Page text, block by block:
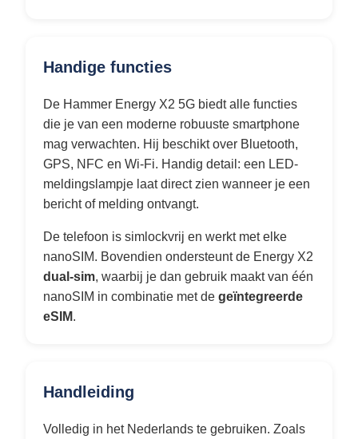
Handige functies
De Hammer Energy X2 5G biedt alle functies
die je van een moderne robuuste smartphone
mag verwachten. Hij beschikt over Bluetooth,
GPS, NFC en Wi-Fi. Handig detail: een LED-
meldingslampje laat direct zien wanneer je een
bericht of melding ontvangt.
De telefoon is simlockvrij en werkt met elke
nanoSIM. Bovendien ondersteunt de Energy X2
dual-sim, waarbij je dan gebruik maakt van één
nanoSIM in combinatie met de geïntegreerde
eSIM.
Handleiding
Volledig in het Nederlands te gebruiken. Zoals